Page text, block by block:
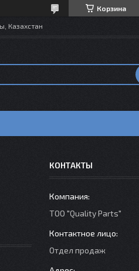
Корзина
Казахстан
КОНТАКТЫ
ТОО "Quality Parts"
Отдел продаж